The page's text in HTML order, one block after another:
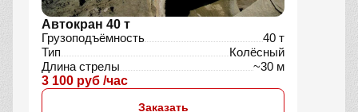
Автокран 40 т
Грузоподъёмность
40 т
Тип
Колёсный
Длина стрелы
~30 м
3 100 руб /час
Заказать